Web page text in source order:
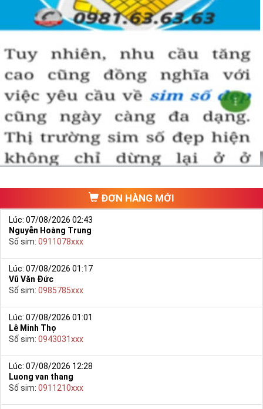
ĐƠN HÀNG MỚI
Lúc: 07/08/2026 02:43
Nguyễn Hoàng Trung
Số sim: 0911078xxx
Lúc: 07/08/2026 01:17
Vũ Văn Đức
Số sim: 0985785xxx
Lúc: 07/08/2026 01:01
Lê Minh Thọ
Số sim: 0943031xxx
Lúc: 07/08/2026 12:28
Luong van thang
Số sim: 0911210xxx